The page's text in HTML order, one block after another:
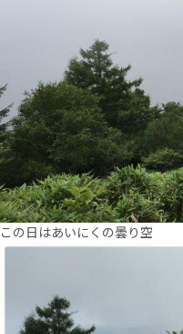
この日はあいにくの曇り空